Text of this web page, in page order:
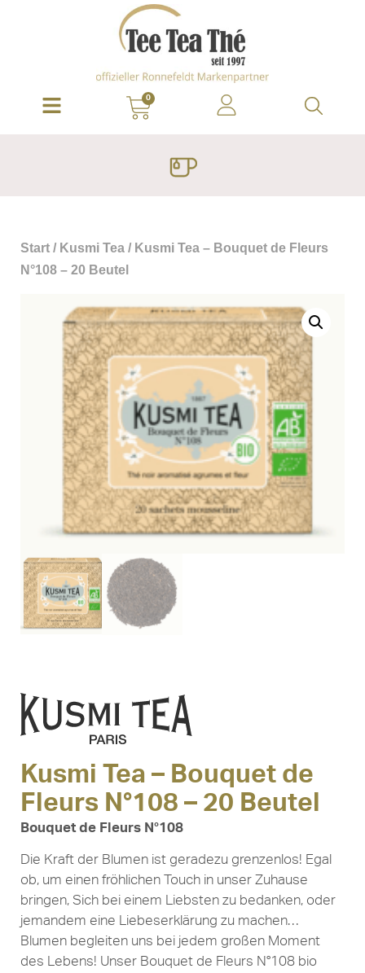
0
Start / Kusmi Tea / Kusmi Tea – Bouquet de Fleurs
N°108 – 20 Beutel
Kusmi Tea – Bouquet de
Fleurs N°108 – 20 Beutel
Bouquet de Fleurs N°108
Die Kraft der Blumen ist geradezu grenzenlos! Egal
ob, um einen fröhlichen Touch in unser Zuhause
bringen, Sich bei einem Liebsten zu bedanken, oder
jemandem eine Liebeserklärung zu machen…
Blumen begleiten uns bei jedem großen Moment
des Lebens! Unser Bouquet de Fleurs N°108 bio